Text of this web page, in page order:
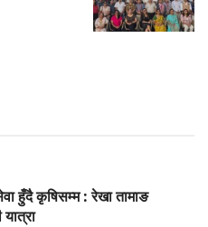
हुँदै कृषिसम्म : रेखा तामाङ